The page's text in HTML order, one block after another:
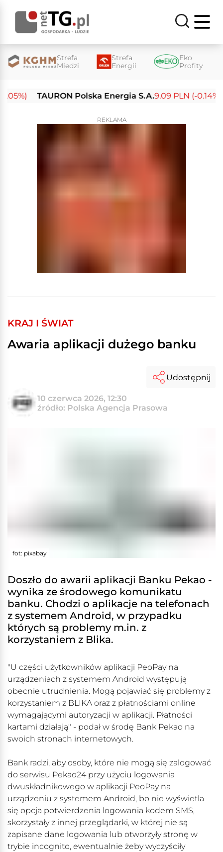
Strefa
Miedzi
Strefa
Energii
Eko
Profity
TAURON Polska Energia S.A.9.09 PLN (-0.14%)
REKLAMA
KRAJ I ŚWIAT
Awaria aplikacji dużego banku
10 czerwca 2026, 12:30
źródło: Polska Agencja Prasowa
Udostępnij
fot: pixabay
Doszło do awarii aplikacji Banku Pekao -
wynika ze środowego komunikatu
banku. Chodzi o aplikacje na telefonach
z systemem Android, w przypadku
których są problemy m.in. z
korzystaniem z Blika.
"U części użytkowników aplikacji PeoPay na
urządzeniach z systemem Android występują
obecnie utrudnienia. Mogą pojawiać się problemy z
korzystaniem z BLIKA oraz z płatnościami online
wymagającymi autoryzacji w aplikacji. Płatności
kartami działają" - podał w środę Bank Pekao na
swoich stronach internetowych.
Bank radzi, aby osoby, które nie mogą się zalogować
do serwisu Pekao24 przy użyciu logowania
dwuskładnikowego w aplikacji PeoPay na
urządzeniu z systemem Android, bo nie wyświetla
się opcja potwierdzenia logowania kodem SMS,
skorzystały z innej przeglądarki, w której nie są
zapisane dane logowania lub otworzyły stronę w
trybie incognito, ewentualnie żeby wyczyściły